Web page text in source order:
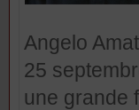
Angelo
25
une grande